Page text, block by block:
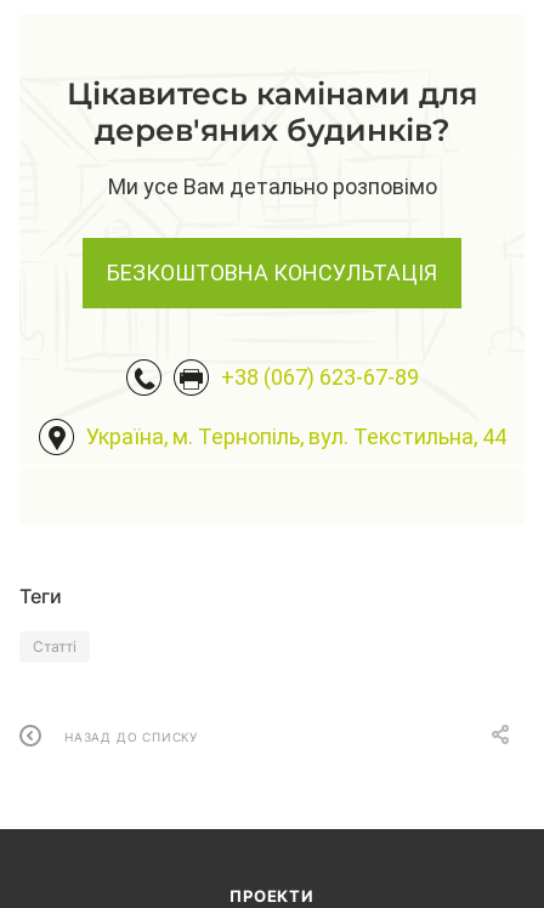
Цікавитесь камінами для
дерев'яних будинків?
Ми усе Вам детально розповімо
БЕЗКОШТОВНА КОНСУЛЬТАЦІЯ
+38 (067) 623-67-89
Україна, м. Тернопіль, вул. Текстильна, 44
Теги
Статті
НАЗАД ДО СПИСКУ
ПРОЕКТИ